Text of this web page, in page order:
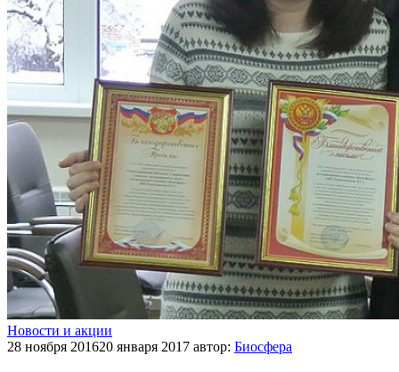
Новости и акции
28 ноября 201620 января 2017 автор: Биосфера